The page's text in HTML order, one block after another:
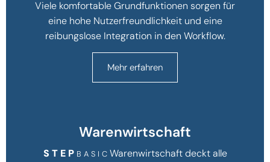
Viele komfortable Grundfunktionen sorgen für
eine hohe Nutzerfreundlichkeit und eine
reibungslose Integration in den Workflow.
Mehr erfahren
Warenwirtschaft
STEP BASICWarenwirtschaft deckt alle